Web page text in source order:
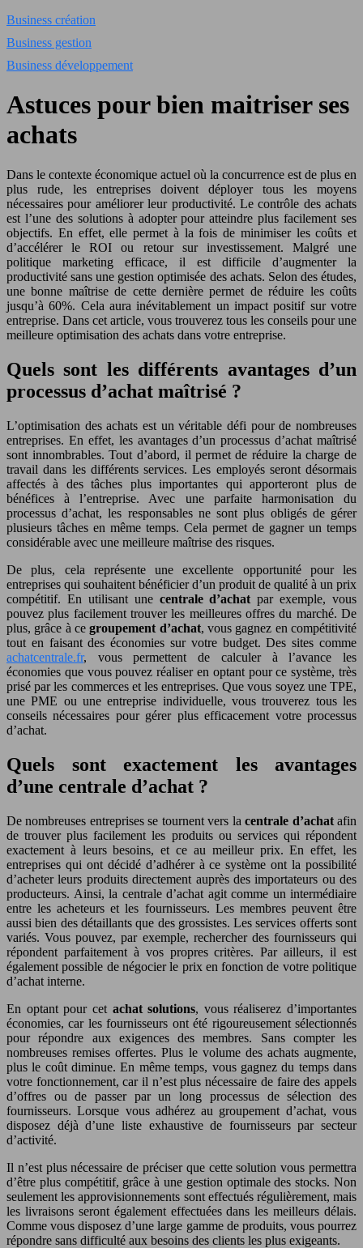
Business création
Business gestion
Business développement
Astuces pour bien maitriser ses
achats
Dans le contexte économique actuel où la concurrence est de plus en
plus rude, les entreprises doivent déployer tous les moyens
nécessaires pour améliorer leur productivité. Le contrôle des achats
est l’une des solutions à adopter pour atteindre plus facilement ses
objectifs. En effet, elle permet à la fois de minimiser les coûts et
d’accélérer le ROI ou retour sur investissement. Malgré une
politique marketing efficace, il est difficile d’augmenter la
productivité sans une gestion optimisée des achats. Selon des études,
une bonne maîtrise de cette dernière permet de réduire les coûts
jusqu’à 60%. Cela aura inévitablement un impact positif sur votre
entreprise. Dans cet article, vous trouverez tous les conseils pour une
meilleure optimisation des achats dans votre entreprise.
Quels sont les différents avantages d’un
processus d’achat maîtrisé ?
L’optimisation des achats est un véritable défi pour de nombreuses
entreprises. En effet, les avantages d’un processus d’achat maîtrisé
sont innombrables. Tout d’abord, il permet de réduire la charge de
travail dans les différents services. Les employés seront désormais
affectés à des tâches plus importantes qui apporteront plus de
bénéfices à l’entreprise. Avec une parfaite harmonisation du
processus d’achat, les responsables ne sont plus obligés de gérer
plusieurs tâches en même temps. Cela permet de gagner un temps
considérable avec une meilleure maîtrise des risques.
De plus, cela représente une excellente opportunité pour les
entreprises qui souhaitent bénéficier d’un produit de qualité à un prix
compétitif. En utilisant une centrale d’achat par exemple, vous
pouvez plus facilement trouver les meilleures offres du marché. De
plus, grâce à cegroupement d’achat, vous gagnez en compétitivité
tout en faisant des économies sur votre budget. Des sites comme
achatcentrale.fr, vous permettent de calculer à l’avance les
économies que vous pouvez réaliser en optant pour ce système, très
prisé par les commerces et les entreprises. Que vous soyez une TPE,
une PME ou une entreprise individuelle, vous trouverez tous les
conseils nécessaires pour gérer plus efficacement votre processus
d’achat.
Quels sont exactement les avantages
d’une centrale d’achat ?
De nombreuses entreprises se tournent vers lacentrale d’achatafin
de trouver plus facilement les produits ou services qui répondent
exactement à leurs besoins, et ce au meilleur prix. En effet, les
entreprises qui ont décidé d’adhérer à ce système ont la possibilité
d’acheter leurs produits directement auprès des importateurs ou des
producteurs. Ainsi, la centrale d’achat agit comme un intermédiaire
entre les acheteurs et les fournisseurs. Les membres peuvent être
aussi bien des détaillants que des grossistes. Les services offerts sont
variés. Vous pouvez, par exemple, rechercher des fournisseurs qui
répondent parfaitement à vos propres critères. Par ailleurs, il est
également possible de négocier le prix en fonction de votre politique
d’achat interne.
En optant pour cet achat solutions, vous réaliserez d’importantes
économies, car les fournisseurs ont été rigoureusement sélectionnés
pour répondre aux exigences des membres. Sans compter les
nombreuses remises offertes. Plus le volume des achats augmente,
plus le coût diminue. En même temps, vous gagnez du temps dans
votre fonctionnement, car il n’est plus nécessaire de faire des appels
d’offres ou de passer par un long processus de sélection des
fournisseurs. Lorsque vous adhérez au groupement d’achat, vous
disposez déjà d’une liste exhaustive de fournisseurs par secteur
d’activité.
Il n’est plus nécessaire de préciser que cette solution vous permettra
d’être plus compétitif, grâce à une gestion optimale des stocks. Non
seulement les approvisionnements sont effectués régulièrement, mais
les livraisons seront également effectuées dans les meilleurs délais.
Comme vous disposez d’une large gamme de produits, vous pourrez
répondre sans difficulté aux besoins des clients les plus exigeants.